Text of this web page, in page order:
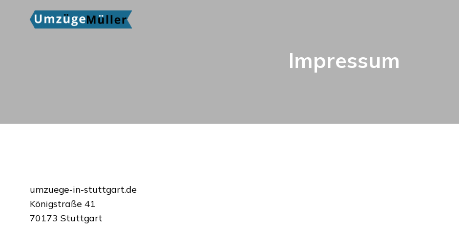
Impressum
umzuege-in-stuttgart.de
Königstraße 41
70173 Stuttgart